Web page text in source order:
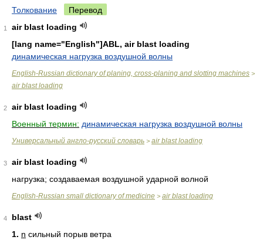
Толкование Перевод
1
air blast loading
[lang name="English"]ABL, air blast loading
динамическая нагрузка воздушной волны
English-Russian dictionary of planing, cross-planing and slotting machines >
air blast loading
2
air blast loading
Военный термин: динамическая нагрузка воздушной волны
Универсальный англо-русский словарь > air blast loading
3
air blast loading
нагрузка; создаваемая воздушной ударной волной
English-Russian small dictionary of medicine > air blast loading
4
blast
1. n сильный порыв ветра